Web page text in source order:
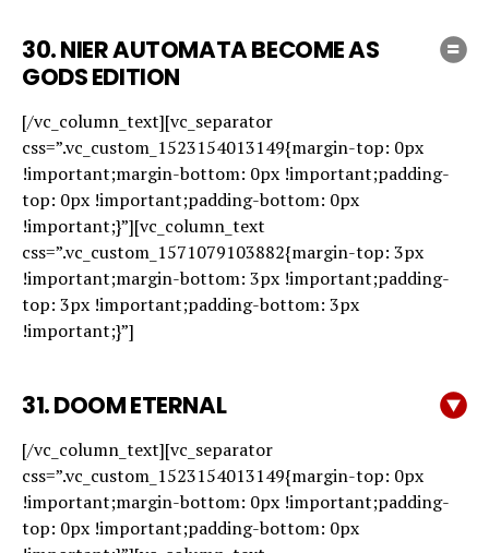
30.NIER AUTOMATA BECOME AS
GODS EDITION
[/vc_column_text][vc_separator
css=”.vc_custom_1523154013149{margin-top: 0px
!important;margin-bottom: 0px !important;padding-
top: 0px !important;padding-bottom: 0px
!important;}”][vc_column_text
css=”.vc_custom_1571079103882{margin-top: 3px
!important;margin-bottom: 3px !important;padding-
top: 3px !important;padding-bottom: 3px
!important;}”]
31.DOOM ETERNAL
[/vc_column_text][vc_separator
css=”.vc_custom_1523154013149{margin-top: 0px
!important;margin-bottom: 0px !important;padding-
top: 0px !important;padding-bottom: 0px